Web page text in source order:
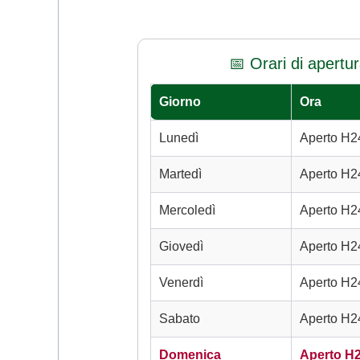
📅 Orari di
Giorno Ora
Lunedì Aperto
Martedì Aperto
Mercoledì Aperto
Giovedì Aperto
Venerdì Aperto
Sabato Aperto
Domenica Aperto